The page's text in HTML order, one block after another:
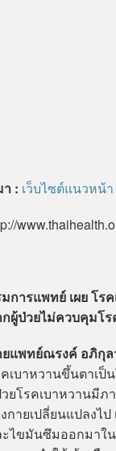
: เว็บไซต์แนวหน้า
การแพทย์ เผย โร
ผู้ป่วยไม่ควบคุมโ
แพทย์ณรงค์ อภิกุ
เบาหวานขึ้นตาเป็
ยโรคเบาหวานมีภ
กายเปลี่ยนแปลงไ
ไขมันซึมออกมาใ